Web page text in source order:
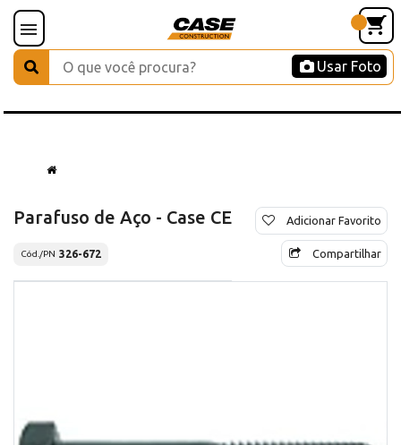
Usar Foto
Parafuso de Aço - Case CE
Cód./PN 326-672
Adicionar Favorito
Compartilhar